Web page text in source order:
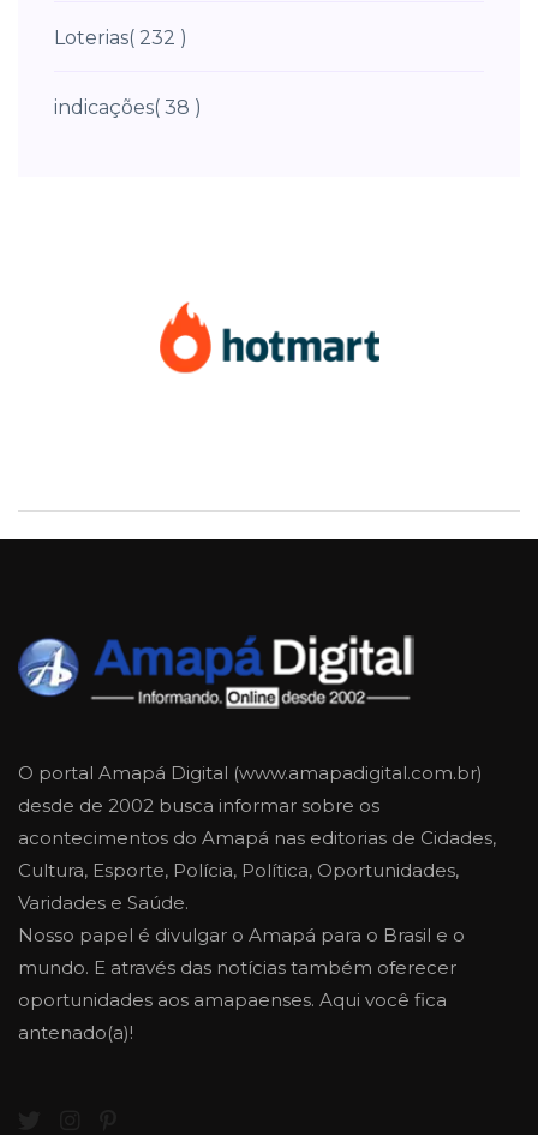
Loterias( 232 )
indicações( 38 )
O portal Amapá Digital (www.amapadigital.com.br)
desde de 2002 busca informar sobre os
acontecimentos do Amapá nas editorias de Cidades,
Cultura, Esporte, Polícia, Política, Oportunidades,
Varidades e Saúde.
Nosso papel é divulgar o Amapá para o Brasil e o
mundo. E através das notícias também oferecer
oportunidades aos amapaenses. Aqui você fica
antenado(a)!